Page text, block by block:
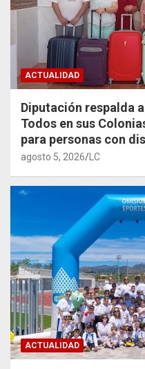
ACTUALIDAD
Diputación respalda
Todos en sus
para personas con
agosto 5, 2026 LC
ACTUALIDAD